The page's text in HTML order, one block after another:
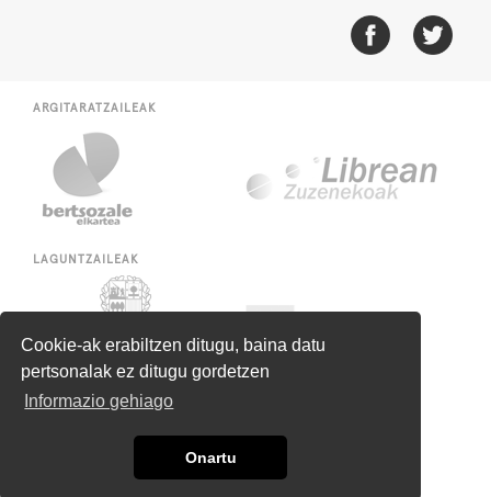
Cookie-ak erabiltzen ditugu, baina datu
pertsonalak ez ditugu gordetzen
Informazio gehiago
Onartu
ARGITARATZAILEAK
LAGUNTZAILEAK